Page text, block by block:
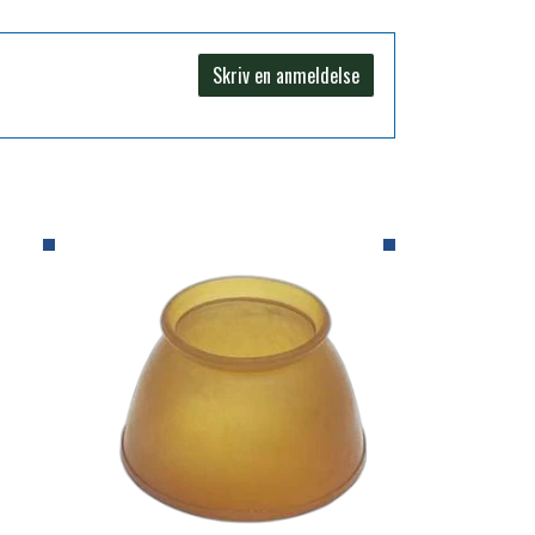
Skriv en anmeldelse